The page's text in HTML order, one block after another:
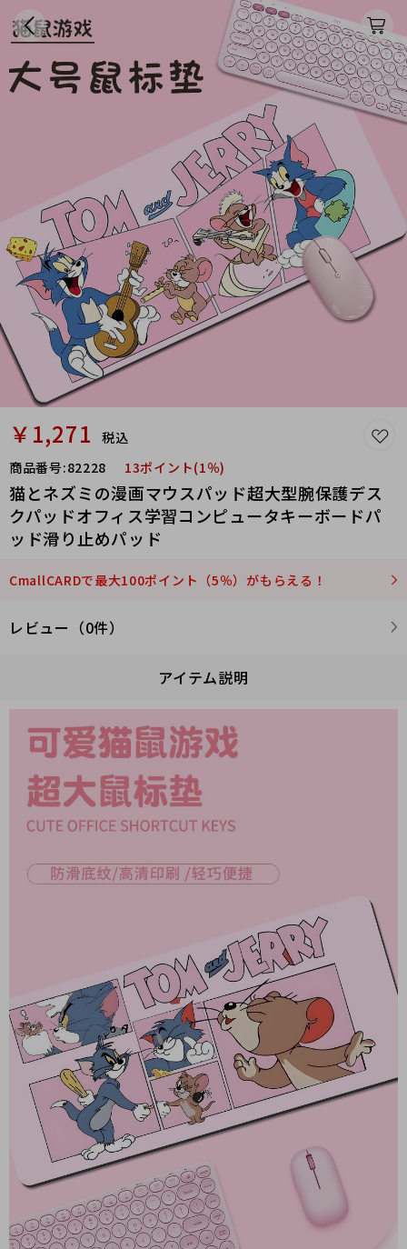
￥1,271
税込
商品番号:82228 13ポイント(1％)
猫とネズミの漫画マウスパッド超大型腕保護デス
クパッドオフィス学習コンピュータキーボードパ
ッド滑り止めパッド
CmallCARDで最大100ポイント（5％）がもらえる！
レビュー（0件）
アイテム説明